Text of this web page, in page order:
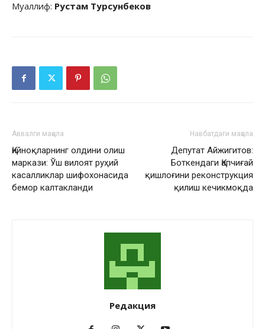
Муаллиф: Рустам Турсунбеков
Аввалги мақола
Қийноқларнинг олдини олиш
маркази: Ўш вилоят руҳий
касалликлар шифохонасида
бемор калтакланди
Навбатдаги мақола
Депутат Айжигитов:
Боткендаги Қапчиғай
қишлоғини реконструкция
қилиш кечикмоқда
Редакция